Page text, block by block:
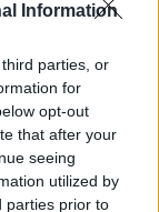
Information
parties, or
for
opt-out
that after your
seeing
utilized by
parties prior to